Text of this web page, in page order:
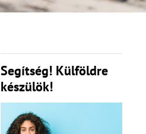
Segítség! Külföldre
készülök!